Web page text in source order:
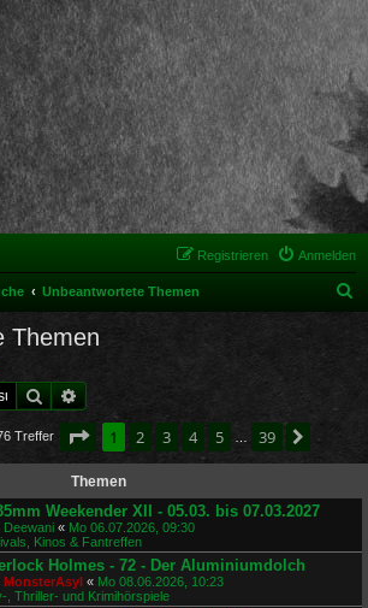
Anmelden
Registrieren
Unbeantwortete Themen
Themen
Suche
Treffer Seite von
1 2 3 4 5 39
Themen
Weekender XII - 05.03. bis 07.03.2027
Deewani « Mo 06.07.2026, 09:30
Kinos & Fantreffen
Holmes - 72 - Der Aluminiumdolch
MonsterAsyl « Mo 08.06.2026, 10:23
, Thriller- und Krimihörspiele